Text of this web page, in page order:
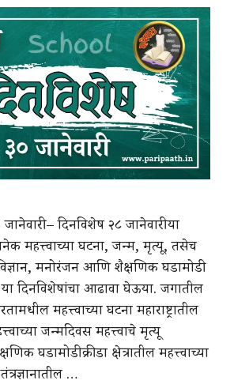
– दिनविशेष २८ जानेवारी या
महत्त्वाच्या घटना, जन्म, मृत्यू, तसेच
मनोरंजन आणि शैक्षणिक घडामोडी
दिनविशेषांचा आढावा घेऊया. जगातील
महत्त्वाच्या घटना महाराष्ट्रातील
जन्मदिवस महत्त्वाचे मृत्यू
घडामोडी क्रीडा क्षेत्रातील महत्त्वाच्या
…